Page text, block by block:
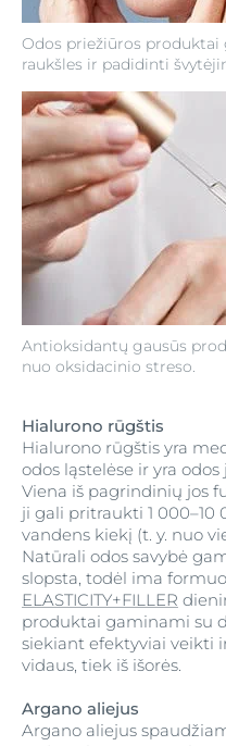
Odos priežiūros
raukšles ir padidinti
Antioksidantų gausūs
nuo oksidacinio streso.
Hialurono rūgštis
Hialurono rūgštis yra
odos ląstelėse ir yra
Viena iš pagrindinių jos
ji gali pritraukti 1 000–10
vandens kiekį (t. y. nuo
Natūrali odos savybė
slopsta, todėl ima
ELASTICITY+FILLER
produktai gaminami su
siekiant efektyviai veikti
vidaus, tiek iš išorės.
Argano aliejus
Argano aliejus